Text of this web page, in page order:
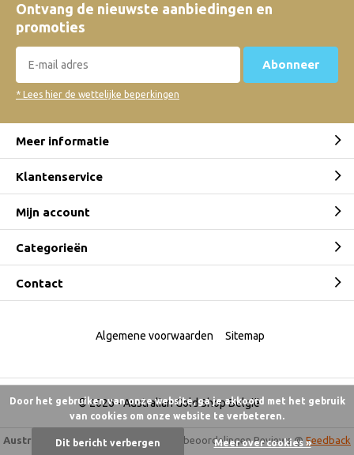
Ontvang de nieuwste aanbiedingen en
promoties
Abonneer
* Lees hier de wettelijke beperkingen
Meer informatie
Klantenservice
Mijn account
Categorieën
Contact
© 2026 -Australian Gold Shop België
Algemene voorwaarden Sitemap
Australian Gold Shop 9,5/10-6.175 beoordelingenReviews @ Feedback
Door het gebruiken van onze website, ga je akkoord met het gebruik
van cookies om onze website te verbeteren.
Dit bericht verbergen Meer over cookies »